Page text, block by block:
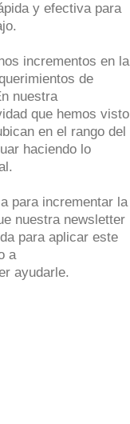
y efectiva para
incrementos en la
de
nuestra
que hemos visto
en el rango del
haciendo lo
para incrementar la
nuestra newsletter
para aplicar este
a
ayudarle.